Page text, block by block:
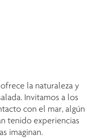
la naturaleza y
Invitamos a los
con el mar, algún
tenido experiencias
imaginan.